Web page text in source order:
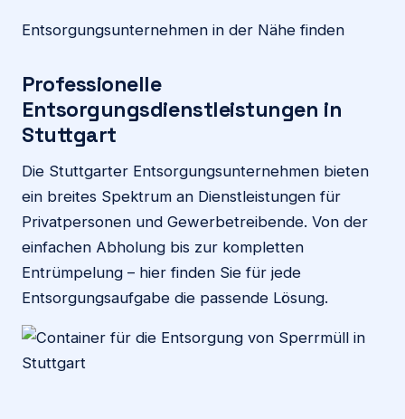
Entsorgungsunternehmen in der Nähe finden
Professionelle
Entsorgungsdienstleistungen in
Stuttgart
Die Stuttgarter Entsorgungsunternehmen bieten
ein breites Spektrum an Dienstleistungen für
Privatpersonen und Gewerbetreibende. Von der
einfachen Abholung bis zur kompletten
Entrümpelung – hier finden Sie für jede
Entsorgungsaufgabe die passende Lösung.